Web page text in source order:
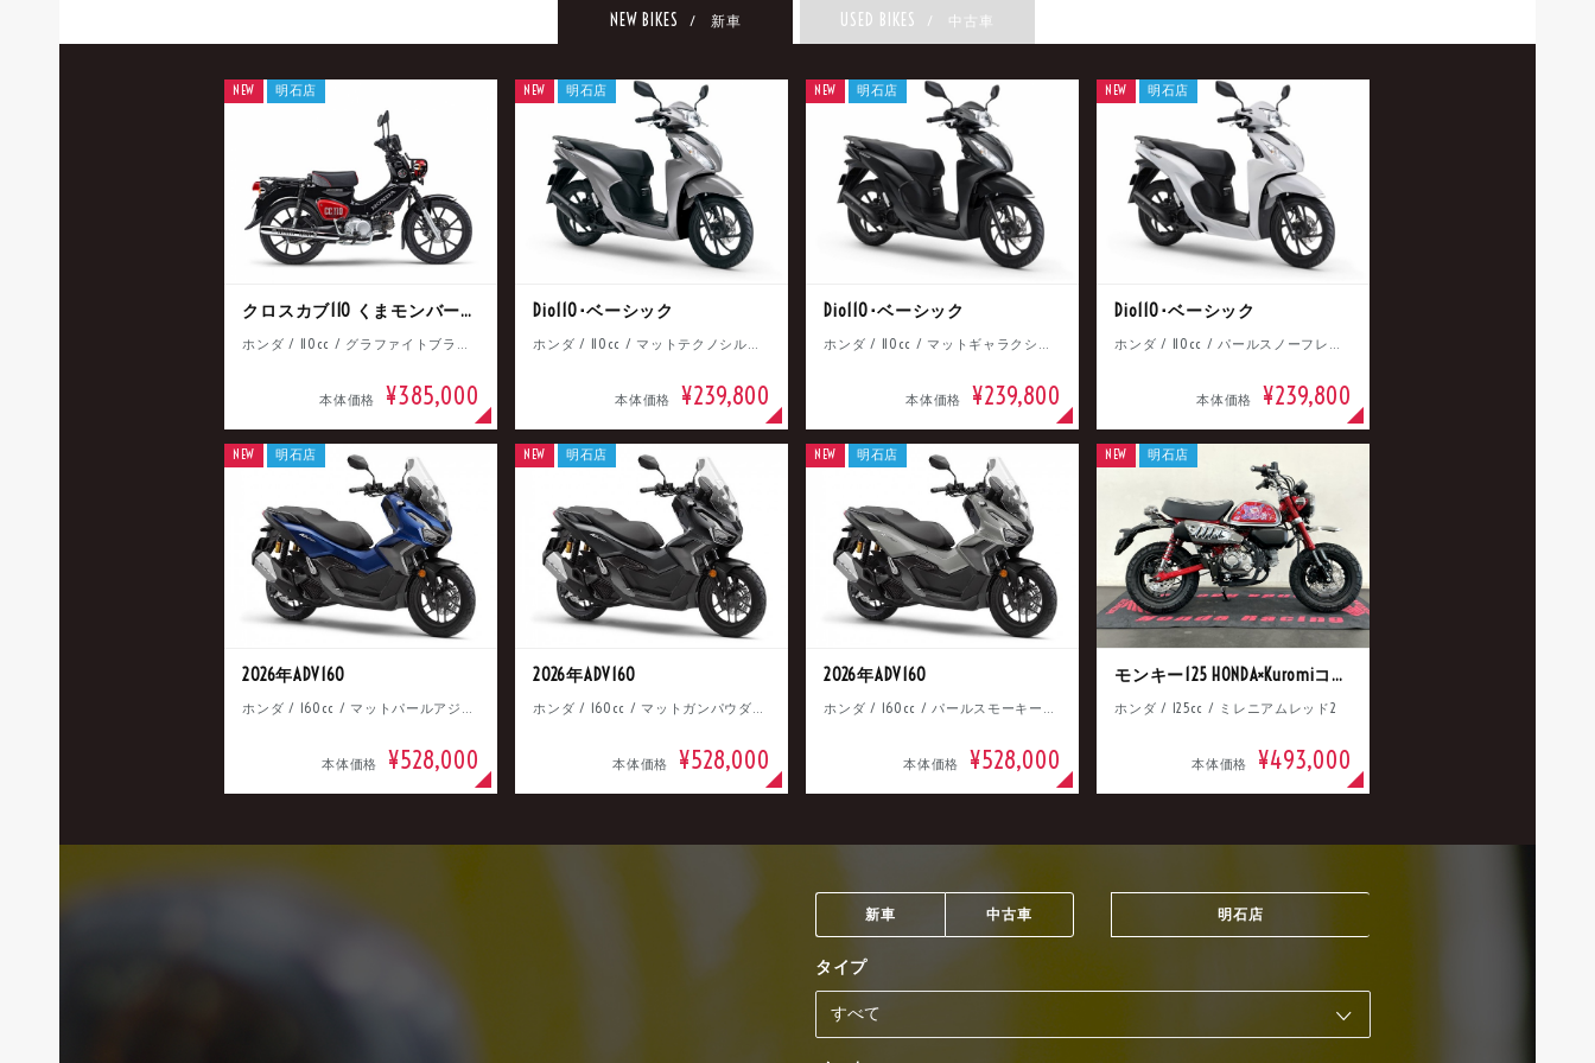
NEW BIKES / 新車 USED BIKES / 中古車
クロスカブ110 くまモンバージョン
ホンダ / 110cc / グラファイトブラック
本体価格 ¥385,000
NEW 明石店
Dio110･ベーシック
ホンダ / 110cc / マットテクノシルバーメタリック
本体価格 ¥239,800
NEW 明石店
Dio110･ベーシック
ホンダ / 110cc / マットギャラクシーブラックメタリック
本体価格 ¥239,800
NEW 明石店
Dio110･ベーシック
ホンダ / 110cc / パールスノーフレークホワイト
本体価格 ¥239,800
NEW 明石店
2026年ADV160
ホンダ / 160cc / マットパールアジャイルブルー
本体価格 ¥528,000
NEW 明石店
2026年ADV160
ホンダ / 160cc / マットガンパウダーブラックメタリック
本体価格 ¥528,000
NEW 明石店
2026年ADV160
ホンダ / 160cc / パールスモーキーグレー
本体価格 ¥528,000
NEW 明石店
モンキー125 HONDA×Kuromiコラボ
ホンダ / 125cc / ミレニアムレッド2
本体価格 ¥493,000
NEW 明石店
新車 中古車 明石店
タイプ